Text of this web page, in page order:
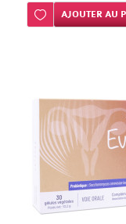
Ajouter à ma liste
AJOUTER AU